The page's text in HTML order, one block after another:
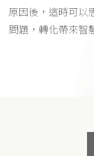
原因後，這時可以
問題，轉化帶來智